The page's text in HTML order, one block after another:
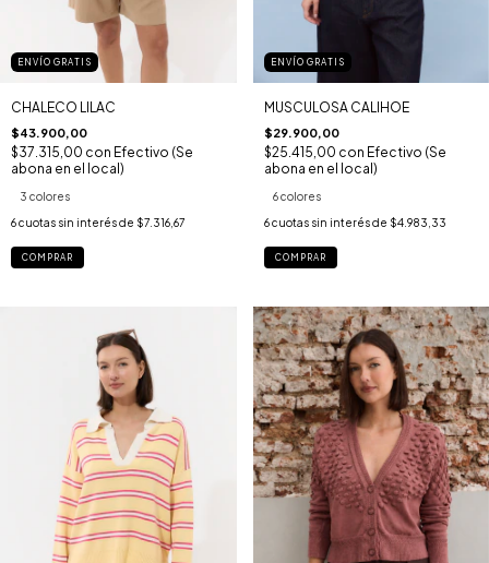
ENVÍO GRATIS
CHALECO LILAC
$43.900,00
$37.315,00 con Efectivo (Se
abona en el local)
3 colores
6cuotas sin interés de $7.316,67
COMPRAR
ENVÍO GRATIS
MUSCULOSA CALIHOE
$29.900,00
$25.415,00 con Efectivo (Se
abona en el local)
6 colores
6 cuotas sin interés de $4.983,33
COMPRAR